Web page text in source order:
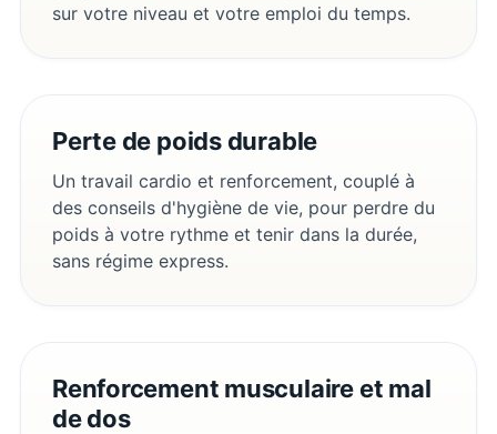
sur votre niveau et votre emploi du temps.
Perte de poids durable
Un travail cardio et renforcement, couplé à
des conseils d'hygiène de vie, pour perdre du
poids à votre rythme et tenir dans la durée,
sans régime express.
Renforcement musculaire et mal
de dos